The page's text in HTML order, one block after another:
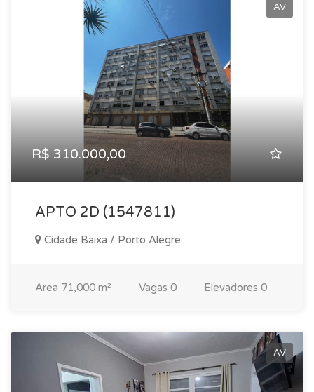
AV
R$ 310.000,00
APTO 2D (1547811)
Cidade Baixa / Porto Alegre
Area 71,000 m² Vagas 0 Elevadores 0
AV